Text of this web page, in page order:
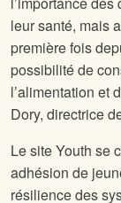
leur santé, mais
première fois
possibilité de
l’alimentation et
Dory, directrice
Le siteYouth se
adhésion de
résilience des